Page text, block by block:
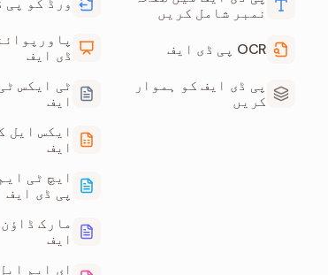
نمبر شامل کریں
OCR پی ڈی ایف
پی ڈی ایف کو ہموار
کریں
ڈی ایف
ٹی ایکس
ایف
ایکس ایل
ایف
ایچ ٹی
پی ڈی ایف
مارک
ایف
ای ایم